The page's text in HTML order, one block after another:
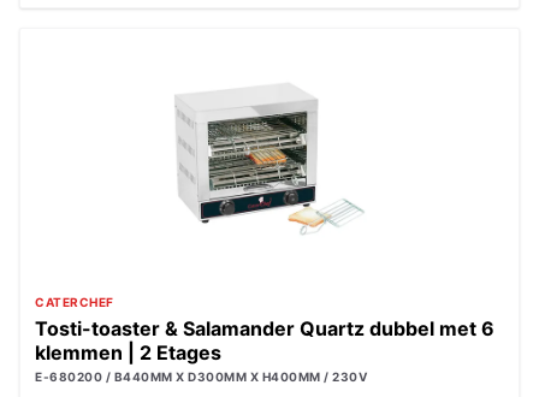
CATERCHEF
Tosti-toaster & Salamander Quartz dubbel met 6
klemmen | 2 Etages
E-680200 / B440MM X D300MM X H400MM / 230V